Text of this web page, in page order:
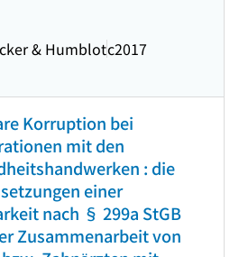
& Humblotc2017
Korruption bei
mit den
: die
einer
nach § 299a StGB
Zusammenarbeit von